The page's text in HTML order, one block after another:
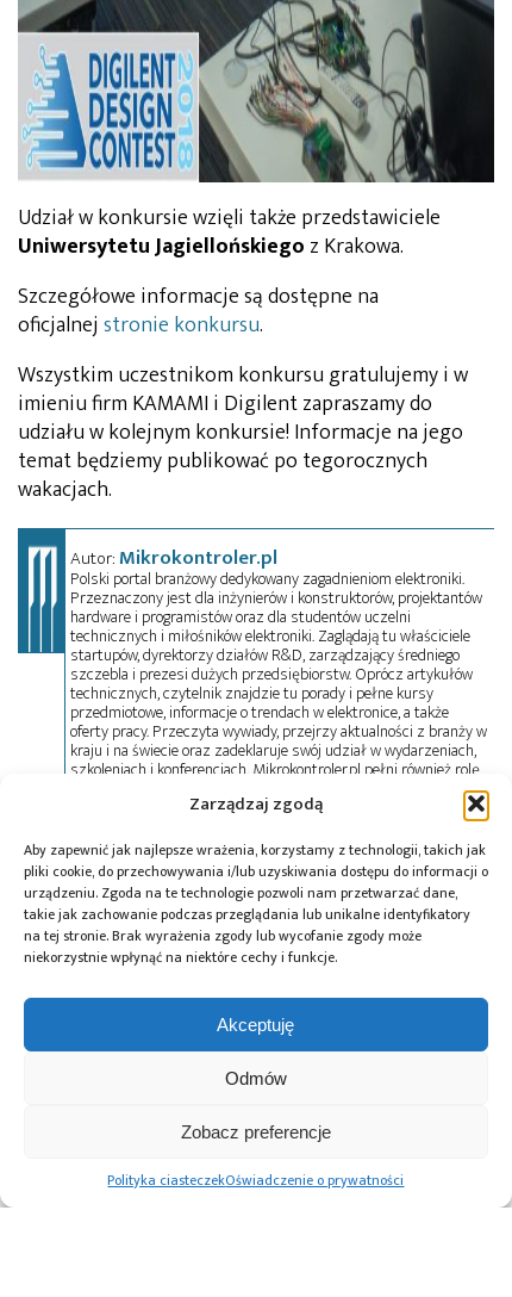
Zarządzaj zgodą
Aby zapewnić jak najlepsze wrażenia, korzystamy z technologii, takich jak
pliki cookie, do przechowywania i/lub uzyskiwania dostępu do informacji o
urządzeniu. Zgoda na te technologie pozwoli nam przetwarzać dane,
takie jak zachowanie podczas przeglądania lub unikalne identyfikatory
na tej stronie. Brak wyrażenia zgody lub wycofanie zgody może
niekorzystnie wpłynąć na niektóre cechy i funkcje.
Akceptuję
Odmów
Zobacz preferencje
Polityka ciasteczekOświadczenie o prywatności
Udział w konkursie wzięli także przedstawiciele
Uniwersytetu Jagiellońskiego z Krakowa.
Szczegółowe informacje są dostępne na
oficjalnej stronie konkursu.
Wszystkim uczestnikom konkursu gratulujemy i w
imieniu firm KAMAMI i Digilent zapraszamy do
udziału w kolejnym konkursie! Informacje na jego
temat będziemy publikować po tegorocznych
wakacjach.
Autor:Mikrokontroler.pl
Polski portal branżowy dedykowany zagadnieniom elektroniki.
Przeznaczony jest dla inżynierów i konstruktorów, projektantów
hardware i programistów oraz dla studentów uczelni
technicznych i miłośników elektroniki. Zaglądają tu właściciele
startupów, dyrektorzy działów R&D, zarządzający średniego
szczebla i prezesi dużych przedsiębiorstw. Oprócz artykułów
technicznych, czytelnik znajdzie tu porady i pełne kursy
przedmiotowe, informacje o trendach w elektronice, a także
oferty pracy. Przeczyta wywiady, przejrzy aktualności z branży w
kraju i na świecie oraz zadeklaruje swój udział w wydarzeniach,
szkoleniach i konferencjach. Mikrokontroler.pl pełni również rolę
patrona medialnego imprez targowych, konkursów, hackathonów
i seminariów. Zapraszamy do współpracy!
Tagi:Digilent,Digilent Design Contest,Kamami,
konkurs,news,zawody
Global Electronics
Association
Microchip i Micron
prezentują
Farnell podejmuje
współpracę